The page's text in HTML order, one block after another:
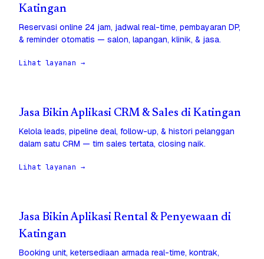
Katingan
Reservasi online 24 jam, jadwal real-time, pembayaran DP,
& reminder otomatis — salon, lapangan, klinik, & jasa.
Lihat layanan →
Jasa Bikin Aplikasi CRM & Sales di Katingan
Kelola leads, pipeline deal, follow-up, & histori pelanggan
dalam satu CRM — tim sales tertata, closing naik.
Lihat layanan →
Jasa Bikin Aplikasi Rental & Penyewaan di
Katingan
Booking unit, ketersediaan armada real-time, kontrak,